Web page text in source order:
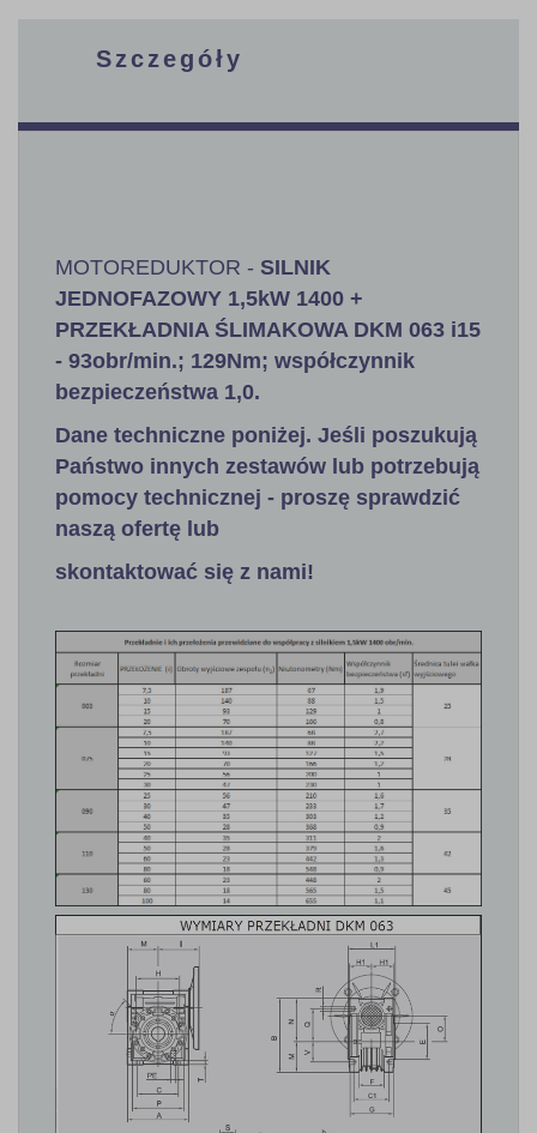
Szczegóły
MOTOREDUKTOR - SILNIK
JEDNOFAZOWY 1,5kW 1400 +
PRZEKŁADNIA ŚLIMAKOWA DKM 063 i15
- 93obr/min.; 129Nm; współczynnik
bezpieczeństwa 1,0.
Dane techniczne poniżej. Jeśli poszukują
Państwo innych zestawów lub potrzebują
pomocy technicznej - proszę sprawdzić
naszą ofertę lub
skontaktować się z nami!